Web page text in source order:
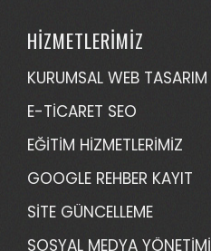
HİZMETLERİMİZ
KURUMSAL WEB TASARIM
E-TİCARET SEO
EĞİTİM HİZMETLERİMİZ
GOOGLE REHBER KAYIT
SİTE GÜNCELLEME
SOSYAL MEDYA YÖNETİMİ